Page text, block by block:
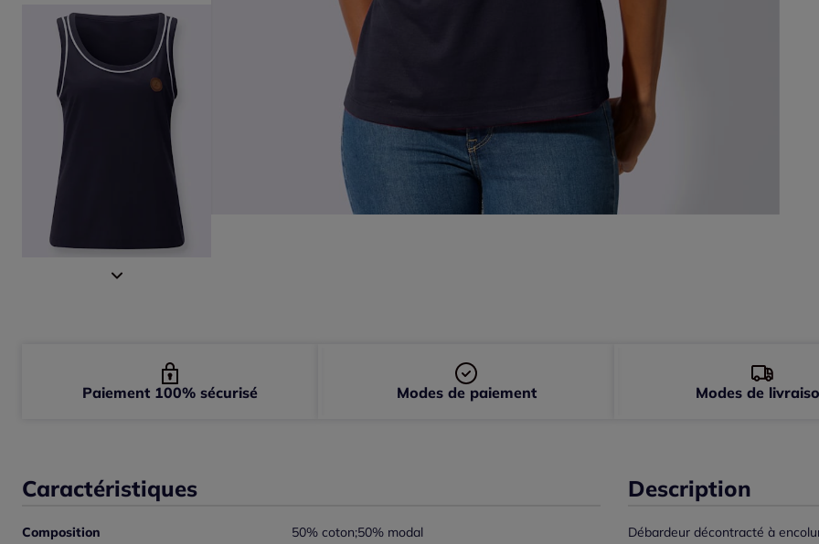
Caractéristiques
Composition
50% coton;50% modal
Description
Débardeur décontracté à
Paiement 100% sécurisé Modes de paiement Modes de